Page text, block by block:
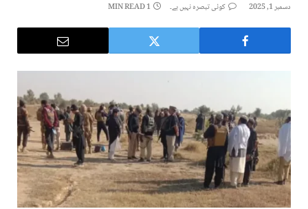
دسمبر 1, 2025 کوئی تبصرہ نہیں ہے۔ 1 MIN READ